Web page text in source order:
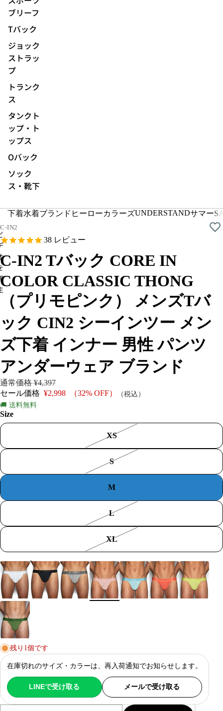
ブリーフ
Tバック
ジョック
ストラッ
プ
トランク
ス
タンクト
ップ・ト
ップス
Oバック
ソック
ス・靴下
下着水着ブランド ヒーローカラーズUNDERSTANDサマー
C-IN2
38 レビュー
C-IN2 Tバック CORE IN
COLOR CLASSIC THONG
（プリモピンク） メンズTバ
ック CIN2 シーインツー メン
ズ下着 インナー 男性 パンツ
アンダーウェア ブランド
通常価格¥4,397
セール価格 ¥2,998 （32% OFF）
（税込）
🚚 送料無料
Size
XS
S
M
L
XL
Color プリモピンク
残り1個です
在庫切れのサイズ・カラーは、再入荷通知でお知らせします。
LINEで受け取る メールで受け取る